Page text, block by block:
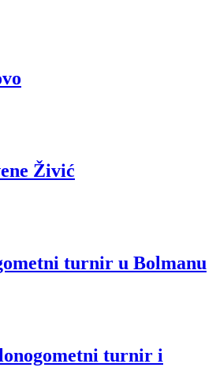
Živić
turnir u Bolmanu
turnir i